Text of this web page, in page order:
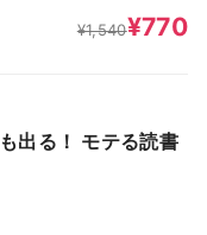
¥1,540¥770
出る！ モテる読書